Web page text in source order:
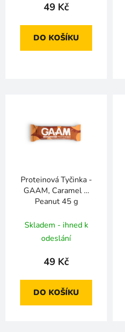
49 Kč
DO KOŠÍKU
Proteinová Tyčinka -
GAAM, Caramel &
Peanut 45 g
Skladem - ihned k
odeslání
49 Kč
DO KOŠÍKU